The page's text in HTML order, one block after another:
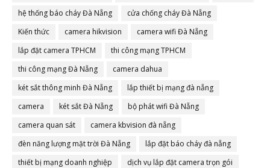
hệ thống báo cháy Đà Nẵng
cửa chống cháy Đà Nẵng
Kiến thức
camera hikvision
camera wifi Đà Nẵng
lắp đặt camera TPHCM
thi công mạng TPHCM
thi công mạng Đà Nẵng
camera dahua
két sắt thông minh Đà Nẵng
lắp thiết bị mạng đà nẵng
camera
két sắt Đà Nẵng
bộ phát wifi Đà Nẵng
camera quan sát
camera kbvision đà nẵng
đèn năng lượng mặt trời Đà Nẵng
lắp đặt báo cháy đà nẵng
thiết bị mạng doanh nghiệp
dịch vụ lắp đặt camera trọn gói